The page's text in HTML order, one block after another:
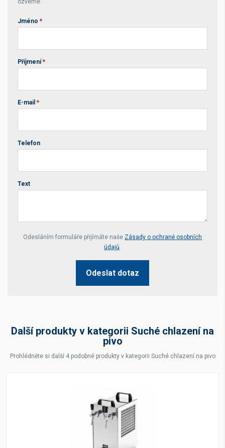
ozveme.
Jméno *
Příjmení *
E-mail *
Telefon
Text
Your website *
Odesláním formuláře přijímáte naše Zásady o ochraně osobních
údajů.
Odeslat dotaz
Další produkty v kategorii Suché chlazení na
pivo
Prohlédněte si další 4 podobné produkty v kategorii Suché chlazení na pivo